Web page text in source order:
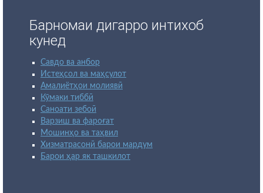
Барномаи дигарро интихоб
кунед
Савдо ва анбор
Истеҳсол ва маҳсулот
Амалиётҳои молиявӣ
Кӯмаки тиббӣ
Саноати зебоӣ
Варзиш ва фароғат
Мошинҳо ва таҳвил
Хизматрасонӣ барои мардум
Барои ҳар як ташкилот